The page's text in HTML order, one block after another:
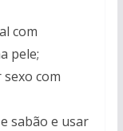
com
pele;
com
sabão e usar